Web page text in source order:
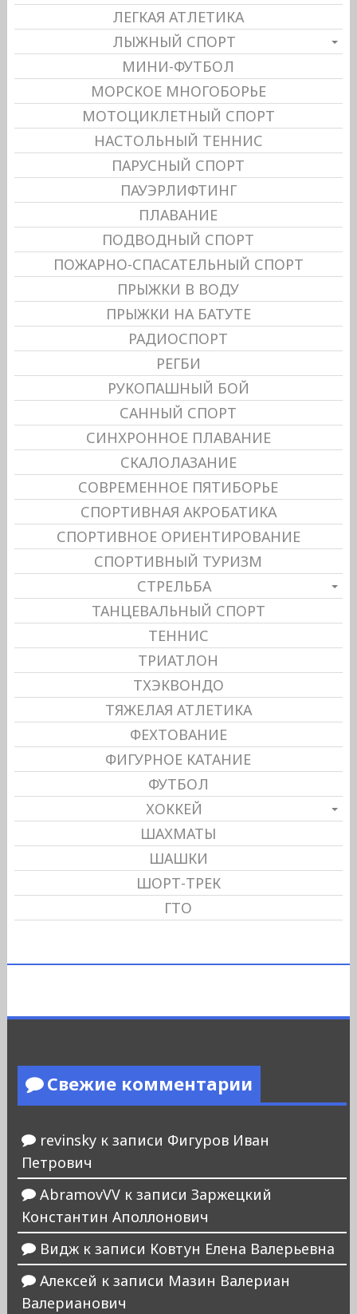
ЛЕГКАЯ АТЛЕТИКА
ЛЫЖНЫЙ СПОРТ
МИНИ-ФУТБОЛ
МОРСКОЕ МНОГОБОРЬЕ
МОТОЦИКЛЕТНЫЙ СПОРТ
НАСТОЛЬНЫЙ ТЕННИС
ПАРУСНЫЙ СПОРТ
ПАУЭРЛИФТИНГ
ПЛАВАНИЕ
ПОДВОДНЫЙ СПОРТ
ПОЖАРНО-СПАСАТЕЛЬНЫЙ СПОРТ
ПРЫЖКИ В ВОДУ
ПРЫЖКИ НА БАТУТЕ
РАДИОСПОРТ
РЕГБИ
РУКОПАШНЫЙ БОЙ
САННЫЙ СПОРТ
СИНХРОННОЕ ПЛАВАНИЕ
СКАЛОЛАЗАНИЕ
СОВРЕМЕННОЕ ПЯТИБОРЬЕ
СПОРТИВНАЯ АКРОБАТИКА
СПОРТИВНОЕ ОРИЕНТИРОВАНИЕ
СПОРТИВНЫЙ ТУРИЗМ
СТРЕЛЬБА
ТАНЦЕВАЛЬНЫЙ СПОРТ
ТЕННИС
ТРИАТЛОН
ТХЭКВОНДО
ТЯЖЕЛАЯ АТЛЕТИКА
ФЕХТОВАНИЕ
ФИГУРНОЕ КАТАНИЕ
ФУТБОЛ
ХОККЕЙ
ШАХМАТЫ
ШАШКИ
ШОРТ-ТРЕК
ГТО
Свежие комментарии
revinskyк записи Фигуров Иван
Петрович
AbramovVVк записи Заржецкий
Константин Аполлонович
Виджк записи Ковтун Елена Валерьевна
Алексей к записи Мазин Валериан
Валерианович